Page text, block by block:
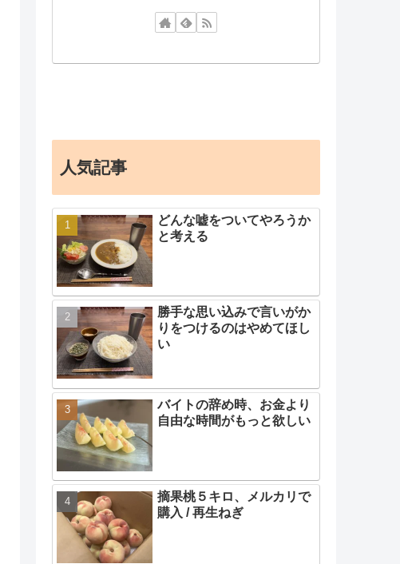
人気記事
どんな嘘をついてやろうか
と考える
勝手な思い込みで言いがか
りをつけるのはやめてほし
い
バイトの辞め時、お金より
自由な時間がもっと欲しい
摘果桃５キロ、メルカリで
購入 / 再生ねぎ